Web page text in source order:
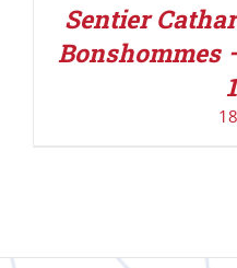
Sentier
Bonshommes